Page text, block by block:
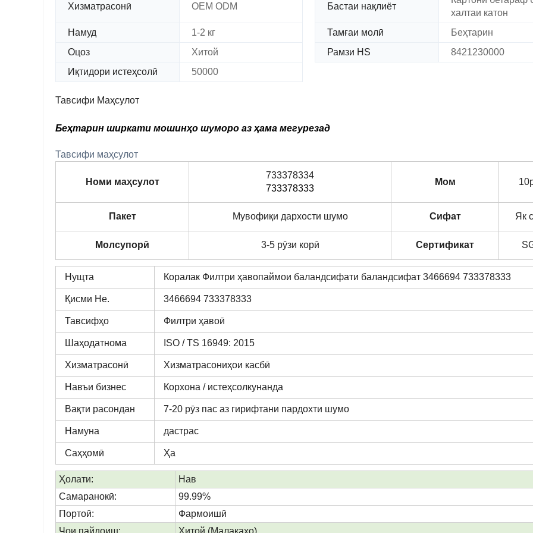
Хизматрасонӣ OEM ODM Бастаи нақлиёт
халтаи катон
Намуд
1-2 кг Тамғаи молӣ
Беҳтарин
Оцоз
Хитой Рамзи HS
8421230000
Иқтидори истеҳсолӣ
50000
Тавсифи Маҳсулот
Беҳтарин ширкати мошинҳо шуморо аз ҳама мегурезад
Тавсифи маҳсулот
Номи маҳсулот
733378334
733378333
Мом
Пакет Мувофиқи дархости шумо Сифат Як
Молсупорӣ 3-5 рӯзи корӣ Сертификат
Нущта Коралак Филтри ҳавопаймои баландсифати баландсифат 3466694 733378333
Қисми Не. 3466694 733378333
Тавсифҳо Филтри ҳавоӣ
Шаҳодатнома ISO / TS 16949: 2015
Хизматрасонӣ Хизматрасониҳои касбӣ
Навъи бизнес Корхона / истеҳсолкунанда
Вақти расондан 7-20 рӯз пас аз гирифтани пардохти шумо
Намуна дастрас
Саҳҳомӣ Ҳа
Ҳолати:
Нав
Самаранокӣ:
99.99%
Портоӣ:
Фармоишӣ
Ҷои пайдоиш:
Хитой (Малакаҳо)